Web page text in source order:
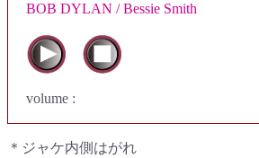
BOB DYLAN / Bessie Smith
volume :
＊ジャケ内側はがれ